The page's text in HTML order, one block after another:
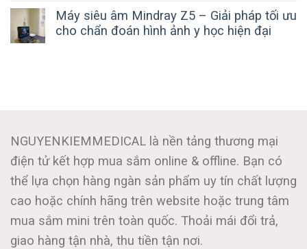
Máy siêu âm Mindray Z5 – Giải pháp tối ưu
cho chẩn đoán hình ảnh y học hiện đại
NGUYENKIEMMEDICAL là nền tảng thương mại
điện tử kết hợp mua sắm online & offline. Bạn có
thể lựa chọn hàng ngàn sản phẩm uy tín chất lượng
cao hoặc chính hãng trên website hoặc trung tâm
mua sắm mini trên toàn quốc. Thoải mái đổi trả,
giao hàng tận nhà, thu tiền tận nơi.